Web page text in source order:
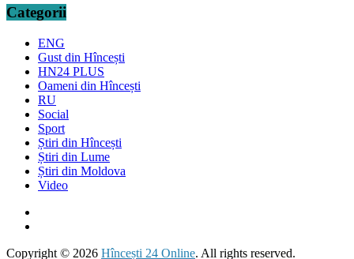
Categorii
ENG
Gust din Hîncești
HN24 PLUS
Oameni din Hîncești
RU
Social
Sport
Știri din Hîncești
Știri din Lume
Știri din Moldova
Video
Copyright © 2026 Hîncești 24 Online. All rights reserved.